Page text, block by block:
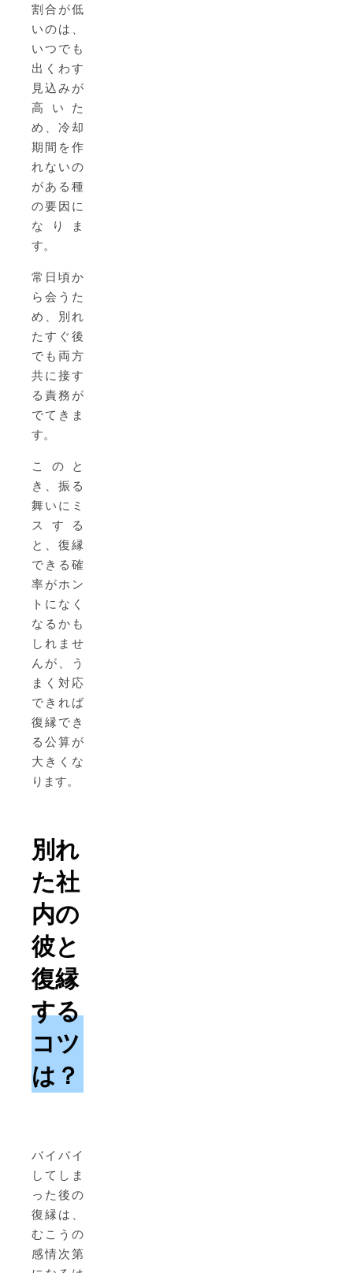
割合が低
いのは、
いつでも
出くわす
見込みが
高いた
め、冷却
期間を作
れないの
がある種
の要因に
なりま
す。
常日頃か
ら会うた
め、別れ
たすぐ後
でも両方
共に接す
る責務が
でてきま
す。
このと
き、振る
舞いにミ
スする
と、復縁
できる確
率がホン
トになく
なるかも
しれませ
んが、う
まく対応
できれば
復縁でき
る公算が
大きくな
ります。
別れ
た社
内の
彼と
復縁
する
コツ
は？
バイバイ
してしま
った後の
復縁は、
むこうの
感情次第